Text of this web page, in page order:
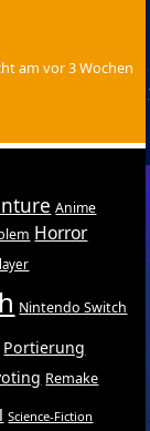
am vor 3 Wochen
Anime
Horror
Nintendo Switch
Portierung
Remake
Science-Fiction